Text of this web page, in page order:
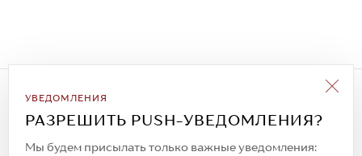
УВЕДОМЛЕНИЯ
РАЗРЕШИТЬ PUSH-УВЕДОМЛЕНИЯ?
Мы будем присылать только важные уведомления:
Подписаться на рассылку
Всегда будьте в курсе новых акций и
спецпредложений!